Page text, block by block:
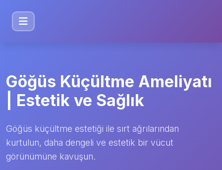
Göğüs Küçültme Ameliyatı
| Estetik ve Sağlık
Göğüs küçültme estetiği ile sırt ağrılarından
kurtulun, daha dengeli ve estetik bir vücut
görünümüne kavuşun.